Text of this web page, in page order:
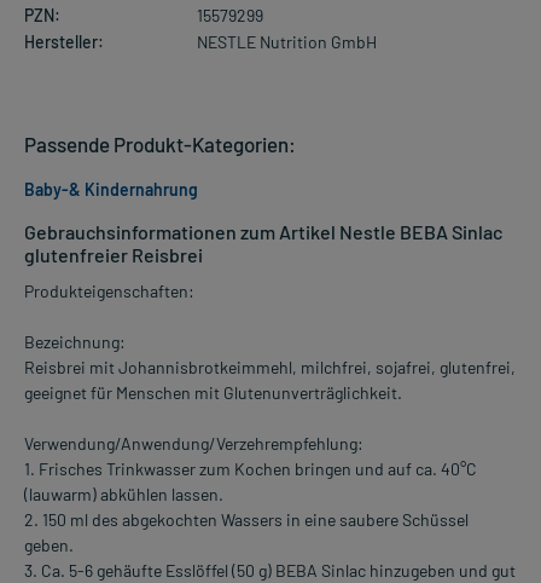
PZN:
15579299
Hersteller:
NESTLE Nutrition GmbH
Gebrauchsinformationen zum Artikel Nestle BEBA Sinlac
glutenfreier Reisbrei
Produkteigenschaften:
Bezeichnung:
Reisbrei mit Johannisbrotkeimmehl, milchfrei, sojafrei, glutenfrei,
geeignet für Menschen mit Glutenunverträglichkeit.
Verwendung/Anwendung/Verzehrempfehlung:
1. Frisches Trinkwasser zum Kochen bringen und auf ca. 40°C
(lauwarm) abkühlen lassen.
2. 150 ml des abgekochten Wassers in eine saubere Schüssel
geben.
3. Ca. 5-6 gehäufte Esslöffel (50 g) BEBA Sinlac hinzugeben und gut
Passende Produkt-Kategorien:
Baby-& Kindernahrung